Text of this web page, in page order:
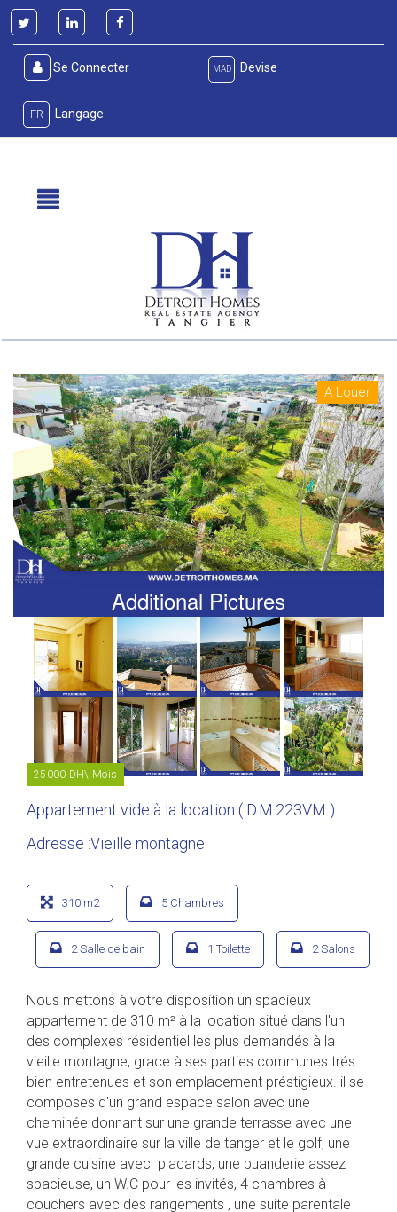
Se Connecter MAD Devise
FR Langage
A Louer
Additional Pictures
25000 DH\ Mois
Appartement vide à la location ( D.M.223VM )
Adresse :Vieille montagne
310 m2 5 Chambres
2 Salle de bain 1 Toilette 2 Salons
Nous mettons à votre disposition un spacieux
appartement de 310 m² à la location situé dans l'un
des complexes résidentiel les plus demandés à la
vieille montagne, grace à ses parties communes trés
bien entretenues et son emplacement préstigieux. il se
composes d'un grand espace salon avec une
cheminée donnant sur une grande terrasse avec une
vue extraordinaire sur la ville de tanger et le golf, une
grande cuisine avec placards, une buanderie assez
spacieuse, un W.C pour les invités, 4 chambres à
couchers avec des rangements , une suite parentale